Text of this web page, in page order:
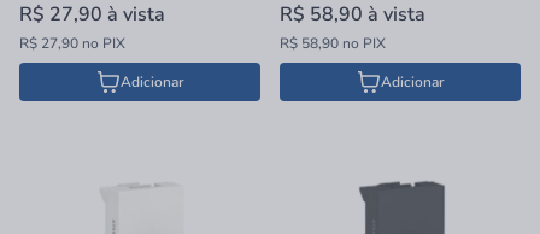
R$ 27,90 à vista
R$ 27,90 no PIX
Adicionar
R$ 58,90 à vista
R$ 58,90 no PIX
Adicionar